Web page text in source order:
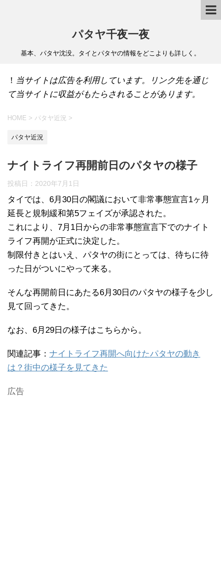
パタヤ千夜一夜
基本、パタヤ沈没。タイとパタヤの情報をどこよりも詳しく。
！ 当サイトは広告を利用しています。リンク先を通じ
て当サイトに収益がもたらされることがあります。
HOME > パタヤ近況 >
パタヤ近況
ナイトライフ再開前日のパタヤの様子
投稿日： 2020年7月1日
タイでは、6月30日の閣議において非常事態宣言1ヶ月
延長と規制緩和第5フェイズが承認された。
これにより、7月1日からの非常事態宣言下でのナイト
ライフ再開が正式に決定した。
制限付きとはいえ、パタヤの街にとっては、待ちに待
った日がついにやって来る。
そんな再開前日にあたる6月30日のパタヤの様子を少し
見て回ってきた。
なお、6月29日の様子はこちらから。
関連記事： ナイトライフ再開へ向けたパタヤの動き
は？街中の様子を見てきた
広告